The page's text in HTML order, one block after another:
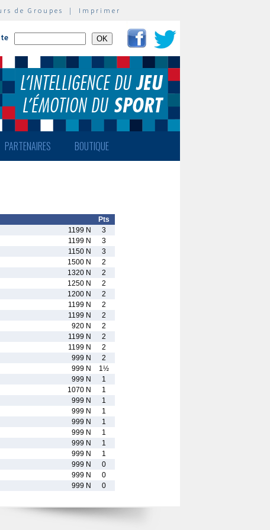
de Groupes | Imprimer
PARTENAIRES BOUTIQUE
Pts
1199 N
3
1199 N
3
1150 N
3
1500 N
2
1320 N
2
1250 N
2
1200 N
2
1199 N
2
1199 N
2
920 N
2
1199 N
2
1199 N
2
999 N
2
999 N
1½
999 N
1
1070 N
1
999 N
1
999 N
1
999 N
1
999 N
1
999 N
1
999 N
1
999 N
0
999 N
0
999 N 0